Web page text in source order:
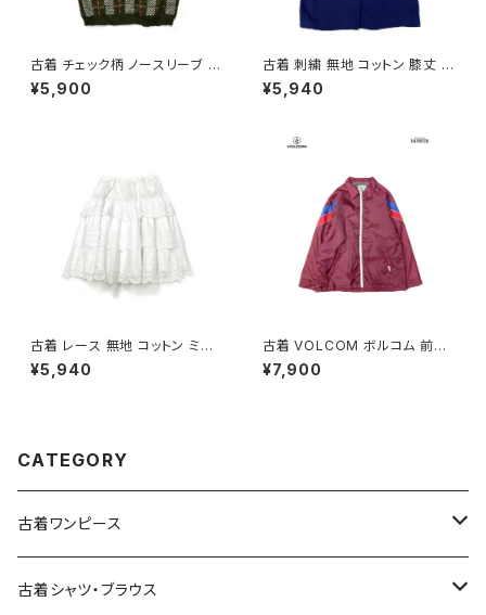
古着 チェック柄 ノースリーブ ベ
スト 緑 (ttu2501125)
¥5,900
古着 刺繍 無地 コットン 膝丈 ス
カート 紺 (ba2607004)
¥5,940
古着 レース 無地 コットン ミニ
丈 ティアード スカート 白 (ba2
607001)
¥5,940
古着 VOLCOM ボルコム 前開
き 無地 ブランドロゴ 刺繍 ナイ
ロン100％ 長袖 アウター ライト
¥7,900
CATEGORY
古着ワンピース
古着長袖ワンピース
古着シャツ・ブラウス